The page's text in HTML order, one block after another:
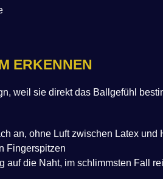
ERKENNEN
weil sie direkt das Ballgefühl
an, ohne Luft zwischen Latex und
Fingerspitzen
auf die Naht, im schlimmsten Fall